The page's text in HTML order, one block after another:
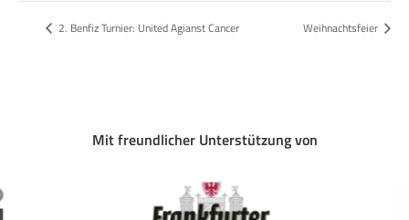
2. Benfiz Turnier: United Agianst Cancer Weihnachtsfeier
Mit freundlicher Unterstützung von